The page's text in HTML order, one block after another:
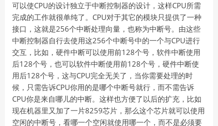
可以使CPU的设计独立于中断控制器的设计，这样CPU所需
完成的工作就很单纯了。CPU对于其它的模块只提供了一种
接口，这就是256个中断处理向量，也称为中断号。由这些
中断控制器自行去使用这256个中断号中的一个与CPU进行
交互，比如，硬件中断可以使用前128个号，软件中断使用
后128个号，也可以软件中断使用前128个号，硬件中断使
用后128个号，这与CPU完全无关了，当你需要处理的时
候，只需告诉CPU你用的是哪个中断号就行，而不需告诉
CPU你是来自哪儿的中断。这样也方便了以后的扩充，比如
现在机器里又加了一片8259芯片，那么这个芯片就可以使用
空闲的中断号，看哪一个空闲就使用哪一个，而不是必须要